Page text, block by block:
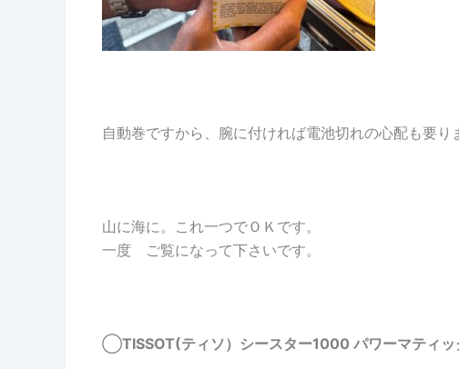
自動巻ですから、腕に付ければ電池切れの心配も要り
山に海に。これ一つでＯＫです。
一度 ご覧になって下さいです。
◯TISSOT(ティソ）シースター1000 パワーマティ